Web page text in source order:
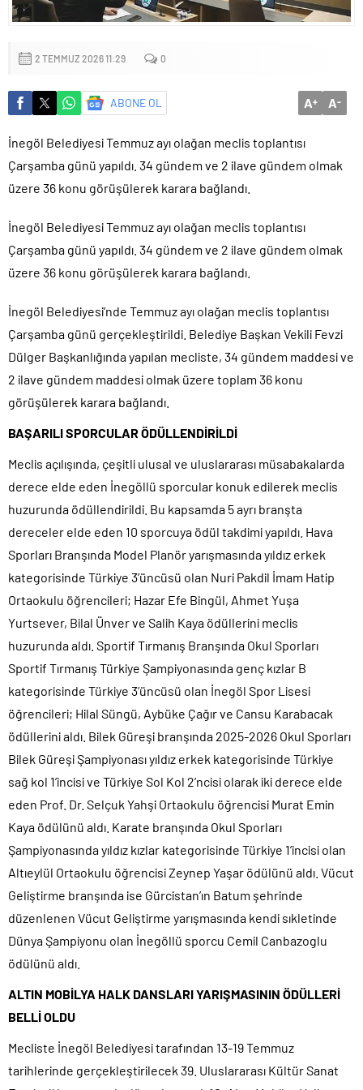
2 TEMMUZ 2026 11:29 0
ABONE OL A+ A-
İnegöl Belediyesi Temmuz ayı olağan meclis toplantısı
Çarşamba günü yapıldı. 34 gündem ve 2 ilave gündem olmak
üzere 36 konu görüşülerek karara bağlandı.
İnegöl Belediyesi Temmuz ayı olağan meclis toplantısı
Çarşamba günü yapıldı. 34 gündem ve 2 ilave gündem olmak
üzere 36 konu görüşülerek karara bağlandı.
İnegöl Belediyesi’nde Temmuz ayı olağan meclis toplantısı
Çarşamba günü gerçekleştirildi. Belediye Başkan Vekili Fevzi
Dülger Başkanlığında yapılan mecliste, 34 gündem maddesi ve
2 ilave gündem maddesi olmak üzere toplam 36 konu
görüşülerek karara bağlandı.
BAŞARILI SPORCULAR ÖDÜLLENDİRİLDİ
Meclis açılışında, çeşitli ulusal ve uluslararası müsabakalarda
derece elde eden İnegöllü sporcular konuk edilerek meclis
huzurunda ödüllendirildi. Bu kapsamda 5 ayrı branşta
dereceler elde eden 10 sporcuya ödül takdimi yapıldı. Hava
Sporları Branşında Model Planör yarışmasında yıldız erkek
kategorisinde Türkiye 3’üncüsü olan Nuri Pakdil İmam Hatip
Ortaokulu öğrencileri; Hazar Efe Bingül, Ahmet Yuşa
Yurtsever, Bilal Ünver ve Salih Kaya ödüllerini meclis
huzurunda aldı. Sportif Tırmanış Branşında Okul Sporları
Sportif Tırmanış Türkiye Şampiyonasında genç kızlar B
kategorisinde Türkiye 3’üncüsü olan İnegöl Spor Lisesi
öğrencileri; Hilal Süngü, Aybüke Çağır ve Cansu Karabacak
ödüllerini aldı. Bilek Güreşi branşında 2025-2026 Okul Sporları
Bilek Güreşi Şampiyonası yıldız erkek kategorisinde Türkiye
sağ kol 1’incisi ve Türkiye Sol Kol 2’ncisi olarak iki derece elde
eden Prof. Dr. Selçuk Yahşi Ortaokulu öğrencisi Murat Emin
Kaya ödülünü aldı. Karate branşında Okul Sporları
Şampiyonasında yıldız kızlar kategorisinde Türkiye 1’incisi olan
Altıeylül Ortaokulu öğrencisi Zeynep Yaşar ödülünü aldı. Vücut
Geliştirme branşında ise Gürcistan’ın Batum şehrinde
düzenlenen Vücut Geliştirme yarışmasında kendi sıkletinde
Dünya Şampiyonu olan İnegöllü sporcu Cemil Canbazoglu
ödülünü aldı.
ALTIN MOBİLYA HALK DANSLARI YARIŞMASININ ÖDÜLLERİ
BELLİ OLDU
Mecliste İnegöl Belediyesi tarafından 13-19 Temmuz
tarihlerinde gerçekleştirilecek 39. Uluslararası Kültür Sanat